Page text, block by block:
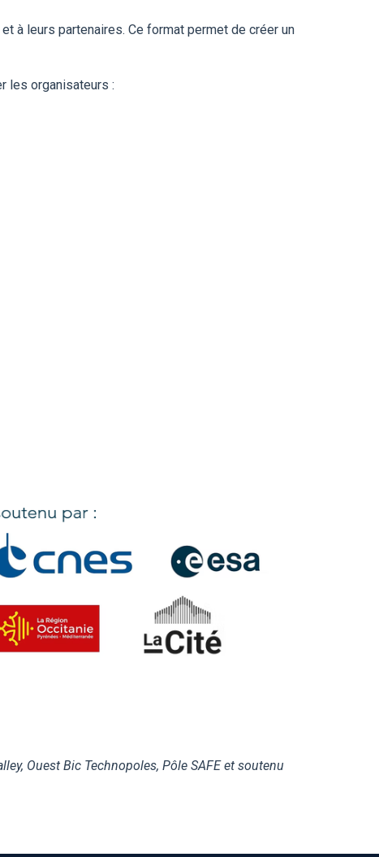
à leurs partenaires. Ce format permet de créer un
les organisateurs :
Ouest Bic Technopoles, Pôle SAFE et soutenu